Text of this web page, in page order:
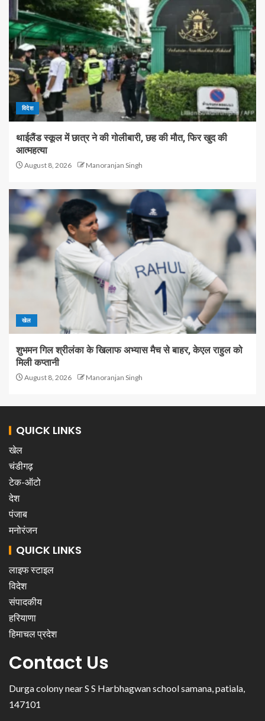
विदेश
थाईलैंड स्कूल में छात्र ने की गोलीबारी, छह की मौत, फिर खुद की
आत्महत्या
August 8, 2026 Manoranjan Singh
खेल
शुभमन गिल श्रीलंका के खिलाफ अभ्यास मैच से बाहर, केएल राहुल को
मिली कप्तानी
August 8, 2026 Manoranjan Singh
QUICK LINKS
खेल
चंडीगढ़
टेक-ऑटो
देश
पंजाब
मनोरंजन
QUICK LINKS
लाइफ स्टाइल
विदेश
संपादकीय
हरियाणा
हिमाचल प्रदेश
Contact Us
Durga colony near S S Harbhagwan school samana, patiala,
147101